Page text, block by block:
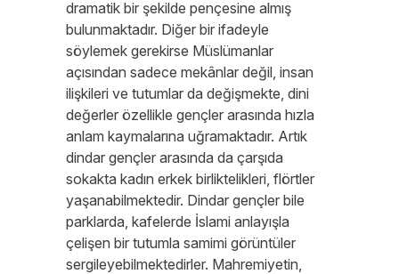
dramatik bir şekilde pençesine almış
bulunmaktadır. Diğer bir ifadeyle
söylemek gerekirse Müslümanlar
açısından sadece mekânlar değil, insan
ilişkileri ve tutumlar da değişmekte, dini
değerler özellikle gençler arasında hızla
anlam kaymalarına uğramaktadır. Artık
dindar gençler arasında da çarşıda
sokakta kadın erkek birliktelikleri, flörtler
yaşanabilmektedir. Dindar gençler bile
parklarda, kafelerde İslami anlayışla
çelişen bir tutumla samimi görüntüler
sergileyebilmektedirler. Mahremiyetin,